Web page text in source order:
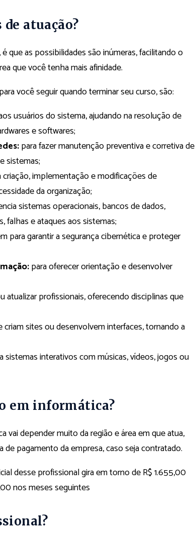
atuação?
, é que as possibilidades são inúmeras, facilitando o
que você tenha mais afinidade.
você seguir quando terminar seu curso, são:
usuários do sistema, ajudando na resolução de
e softwares;
para fazer manutenção preventiva e corretiva de
sistemas;
criação, implementação e modificações de
da organização;
sistemas operacionais, bancos de dados,
falhas e ataques aos sistemas;
para garantir a segurança cibernética e proteger
para oferecer orientação e desenvolver
atualizar profissionais, oferecendo disciplinas que
criam sites ou desenvolvem interfaces, tornando a
sistemas interativos com músicas, vídeos, jogos ou
em informática?
vai depender muito da região e área em que atua,
pagamento da empresa, caso seja contratado.
desse profissional gira em torno de R$ 1.655,00
nos meses seguintes